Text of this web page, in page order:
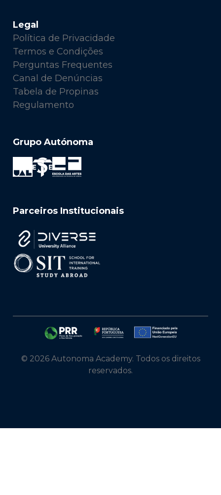
Legal
Política de Privacidade
Termos e Condições
Perguntas Frequentes
Canal de Denúncias
Tabela de Propinas
Regulamento
Grupo Autónoma
Parceiros Institucionais
© 2026 Autonoma Academy. Todos os direitos
reservados.